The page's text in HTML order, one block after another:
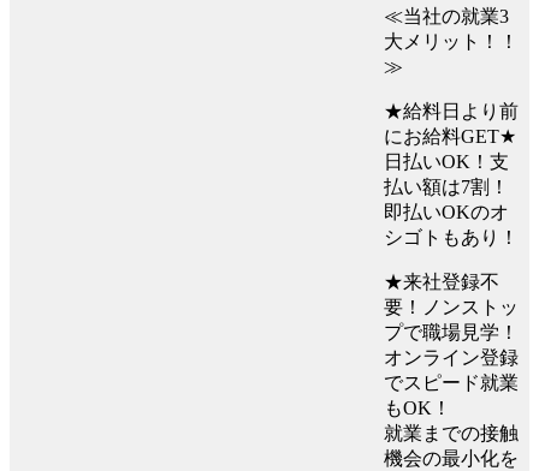
≪当社の就業3
大メリット！！
≫
★給料日より前
にお給料GET★
日払いOK！支
払い額は7割！
即払いOKのオ
シゴトもあり！
★来社登録不
要！ノンストッ
プで職場見学！
オンライン登録
でスピード就業
もOK！
就業までの接触
機会の最小化を